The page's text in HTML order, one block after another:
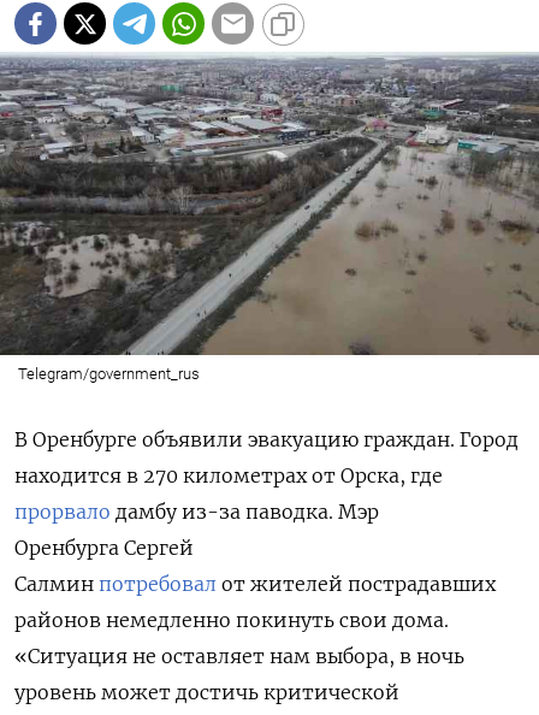
ПОДПИСАТЬСЯ
Telegram/government_rus
В Оренбурге объявили эвакуацию граждан. Город
находится в 270 километрах от Орска, где
прорвало дамбу из-за паводка. Мэр
Оренбурга Сергей
Салмин потребовал от жителей пострадавших
районов немедленно покинуть свои дома.
«Ситуация не оставляет нам выбора, в ночь
уровень может достичь критической